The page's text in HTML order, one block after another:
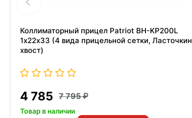
Коллиматорный прицел Patriot BH-KP200L
1х22х33 (4 вида прицельной сетки, Ласточкин
хвост)
4 785 7 795
Товар в наличии